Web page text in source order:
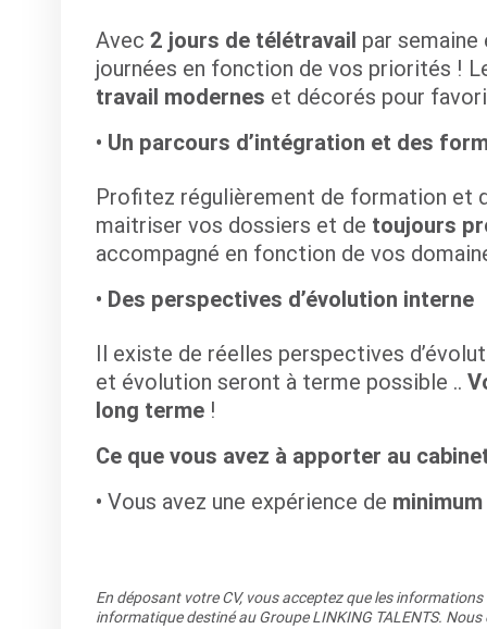
Avec 2 jours de télétravail par
journées en fonction de vos priorités !
travail modernes et décorés pour
Un parcours d’intégration et des
Profitez régulièrement de formation et
maitriser vos dossiers et de toujours
accompagné en fonction de vos
Des perspectives d’évolution interne
Il existe de réelles perspectives
et évolution seront à terme possible ..
long terme!
Ce que vous avez à apporter au
Vous avez une expérience de
En déposant votre CV, vous acceptez que les
informatique destiné au Groupe LINKING TALENTS.